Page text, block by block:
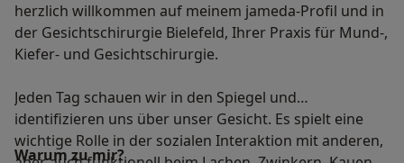
herzlich willkommen auf meinem jameda-Profil und in
der Gesichtschirurgie Bielefeld, Ihrer Praxis für Mund-,
Kiefer- und Gesichtschirurgie.
Jeden Tag schauen wir in den Spiegel und
identifizieren uns über unser Gesicht. Es spielt eine
wichtige Rolle in der sozialen Interaktion mit anderen,
Warum zu mir?